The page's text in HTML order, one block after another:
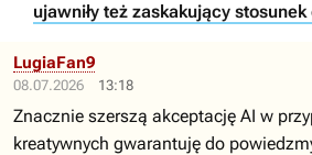
ujawniły też zaskakujący
08.07.2026 13:18
LugiaFan9
Znacznie szerszą akceptację AI w
kreatywnych gwarantuję do